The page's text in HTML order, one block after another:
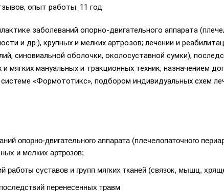
опыт работы: 11 год
заболеваний опорно-двигательного аппарата
и др.), крупных и мелких артрозов; лечении и
синовиальной оболочки, околосуставной сумки),
мягких мануальных и тракционных техник, назначением
«Формототикс», подбором индивидуальных схем
опорно-двигательного аппарата (плечелопаточного
и мелких артрозов;
работы суставов и групп мягких тканей (связок, мышц,
перенесенных травм